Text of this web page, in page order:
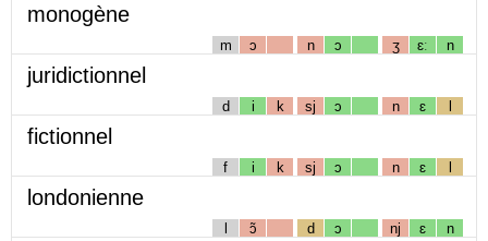
monogène
m ɔ n ɔ ʒ ɛː n
juridictionnel
d i k sj ɔ n ɛ l
fictionnel
f i k sj ɔ n ɛ l
londonienne
l ɔ̃ d ɔ nj ɛ n